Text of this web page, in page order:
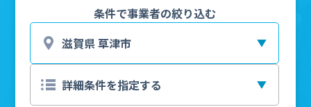
条件で事業者の絞り込む